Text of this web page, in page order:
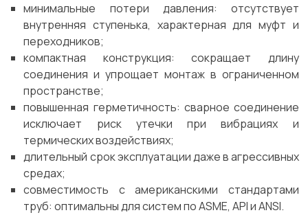
минимальные потери давления: отсутствует
внутренняя ступенька, характерная для муфт и
переходников;
компактная конструкция: сокращает длину
соединения и упрощает монтаж в ограниченном
пространстве;
повышенная герметичность: сварное соединение
исключает риск утечки при вибрациях и
термических воздействиях;
длительный срок эксплуатации даже в агрессивных
средах;
совместимость с американскими стандартами
труб: оптимальны для систем по ASME, API и ANSI.